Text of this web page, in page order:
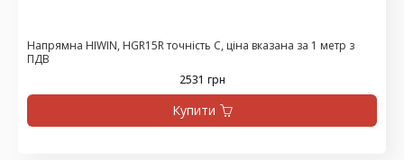
Напрямна HIWIN, HGR15R точність C, ціна вказана за 1 метр з
ПДВ
2531 грн
Купити